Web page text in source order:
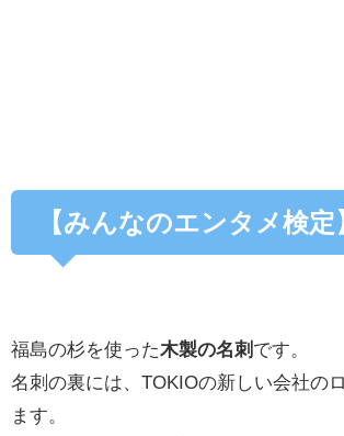
【みんなのエンタメ検定
福島の杉を使った木製の名刺 です。
名刺の裏には、TOKIOの新しい会社の
ます。